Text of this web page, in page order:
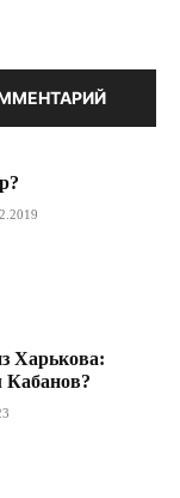
Харькова: